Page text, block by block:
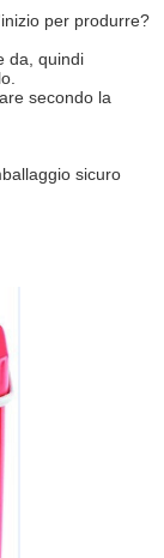
per produrre?
da, quindi
secondo la
sicuro